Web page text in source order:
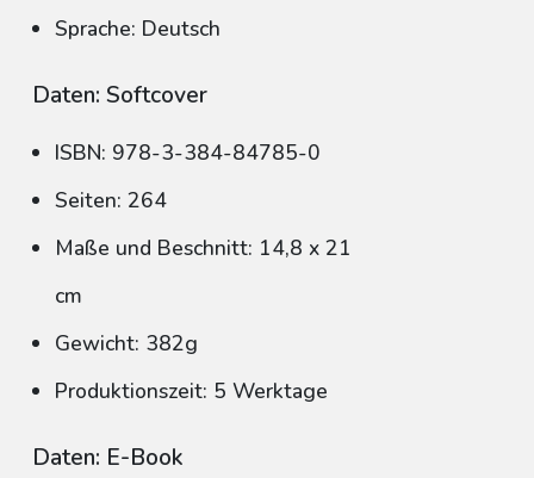
Sprache: Deutsch
Daten: Softcover
ISBN: 978-3-384-84785-0
Seiten: 264
Maße und Beschnitt: 14,8 x 21
cm
Gewicht: 382g
Produktionszeit: 5 Werktage
Daten: E-Book